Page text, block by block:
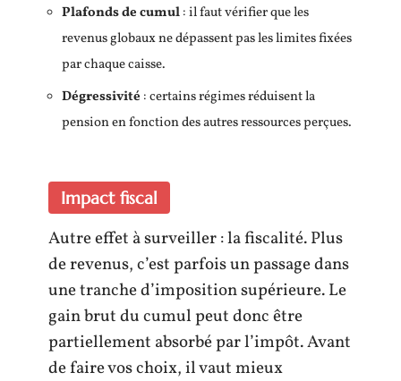
Plafonds de cumul: il faut vérifier que les
revenus globaux ne dépassent pas les limites fixées
par chaque caisse.
Dégressivité : certains régimes réduisent la
pension en fonction des autres ressources perçues.
Impact fiscal
Autre effet à surveiller : la fiscalité. Plus
de revenus, c’est parfois un passage dans
une tranche d’imposition supérieure. Le
gain brut du cumul peut donc être
partiellement absorbé par l’impôt. Avant
de faire vos choix, il vaut mieux